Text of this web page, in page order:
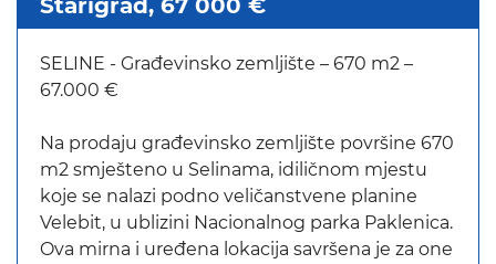
Starigrad, 67 000 €
SELINE - Građevinsko zemljište – 670 m2 –
67.000 €
Na prodaju građevinsko zemljište površine 670
m2 smješteno u Selinama, idiličnom mjestu
koje se nalazi podno veličanstvene planine
Velebit, u ublizini Nacionalnog parka Paklenica.
Ova mirna i uređena lokacija savršena je za one